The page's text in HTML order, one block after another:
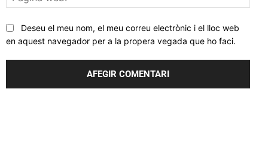
web:
Deseu el meu nom, el meu correu electrònic i el lloc web
en aquest navegador per a la propera vegada que ho faci.